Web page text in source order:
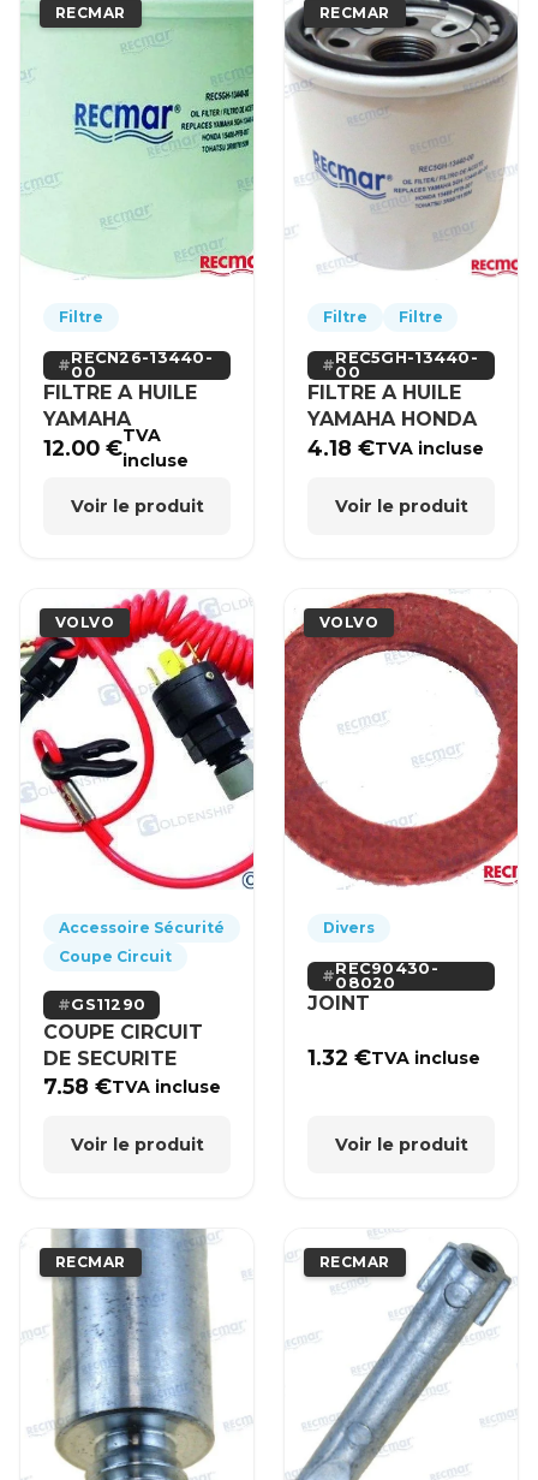
RECMAR
Filtre
RECN26-13440-
00
FILTRE A HUILE
YAMAHA
12.00€TVA
incluse
Voir le produit
RECMAR
Filtre Filtre
REC5GH-13440-
00
FILTRE A HUILE
YAMAHA HONDA
4.18€TVA incluse
Voir le produit
VOLVO
Accessoire Sécurité
Coupe Circuit
GS11290
COUPE CIRCUIT
DE SECURITE
7.58€TVA incluse
Voir le produit
VOLVO
Divers
REC90430-
08020
JOINT
1.32€TVA incluse
Voir le produit
RECMAR RECMAR